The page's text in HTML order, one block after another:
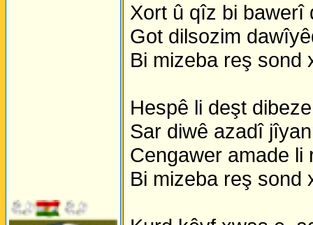
Xort û qîz bi bawerî
Got dilsozim
Bi mizeba reş sond
Hespê li deşt
Sar diwê azadî
Cengawer amade li
Bi mizeba reş sond